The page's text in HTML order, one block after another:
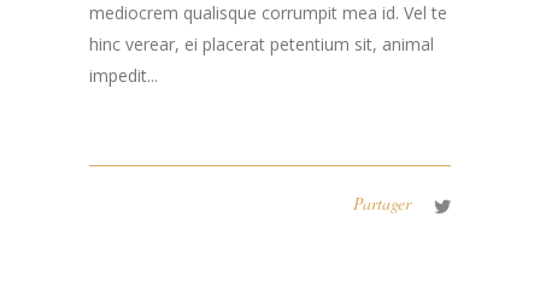
mediocrem qualisque corrumpit mea id. Vel te
hinc verear, ei placerat petentium sit, animal
impedit...
Partager